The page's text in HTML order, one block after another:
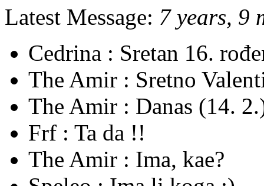
Latest Message: 7 years, 9
Cedrina : Sretan 16.
The Amir : Sretno
The Amir : Danas (14.
Frf : Ta da !!
The Amir : Ima, kae?